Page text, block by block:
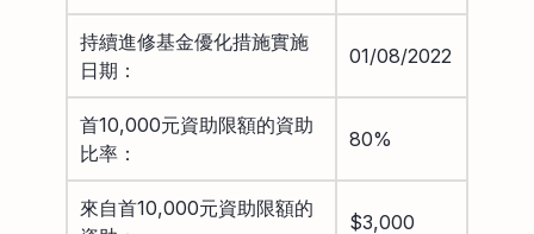
持續進修基金優化措施實施
日期：
01/08/2022
首10,000元資助限額的資助
比率：
80%
來自首10,000元資助限額的
$3,000